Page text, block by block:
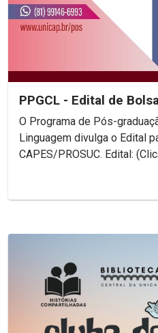
PPGCL - Edital de
O Programa de Pós-
Linguagem divulga o Edital
CAPES/PROSUC. Edital: